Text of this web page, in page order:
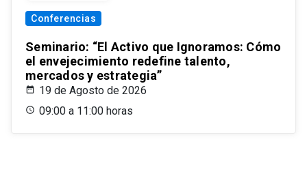
Conferencias
Seminario: “El Activo que Ignoramos: Cómo
el envejecimiento redefine talento,
mercados y estrategia”
19 de Agosto de 2026
09:00 a 11:00 horas